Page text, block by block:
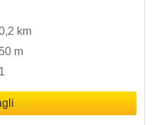
km
50 m
1